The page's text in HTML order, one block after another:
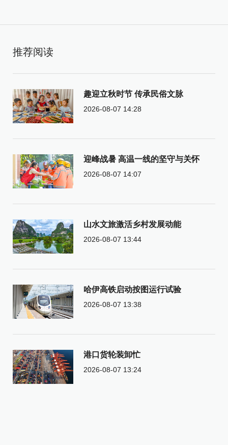
推荐阅读
趣迎立秋时节 传承民俗文脉
2026-08-07 14:28
迎峰战暑 高温一线的坚守与关怀
2026-08-07 14:07
山水文旅激活乡村发展动能
2026-08-07 13:44
哈伊高铁启动按图运行试验
2026-08-07 13:38
港口货轮装卸忙
2026-08-07 13:24